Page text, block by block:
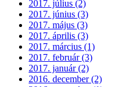
2017. július (2)
2017. június (3)
2017. május (3)
2017. április (3)
2017. március (1)
2017. február (3)
2017. január (2)
2016. december (2)